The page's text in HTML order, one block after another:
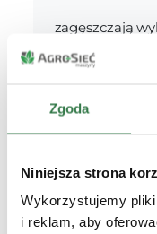
Zgoda
Niniejsza strona
Wykorzystujemy
i reklam, aby
zagęszczają
kanalizacyjne,
zapobiega
umożliwiają
gruntu pod